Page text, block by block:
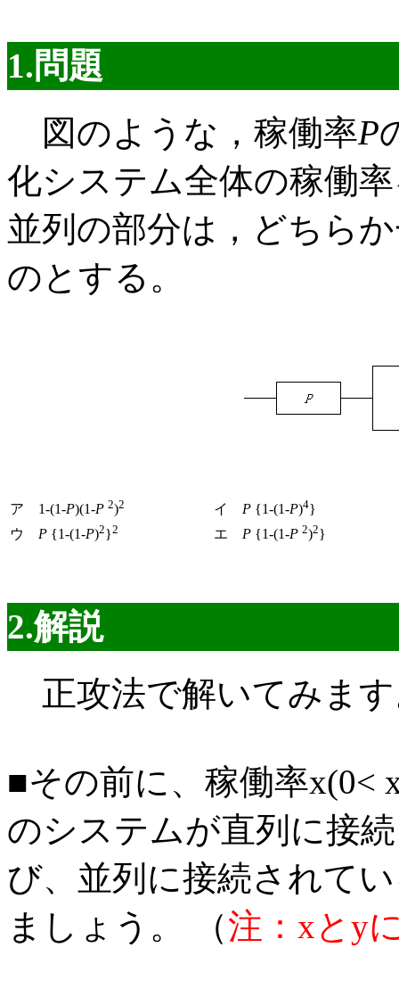
1.問題
図のような，稼働率P
化システム全体の稼働
並列の部分は，どちら
のとする。
ア 1-(1-P)(1-P 2)2 イ P {1-(1-P)4}
ウ P {1-(1-P)2}2 エ P {1-(1-P 2)2}
2.解説
正攻法で解いてみま
■その前に、稼働率x(0<
のシステムが直列に接
び、並列に接続されて
ましょう。 （注：xとy